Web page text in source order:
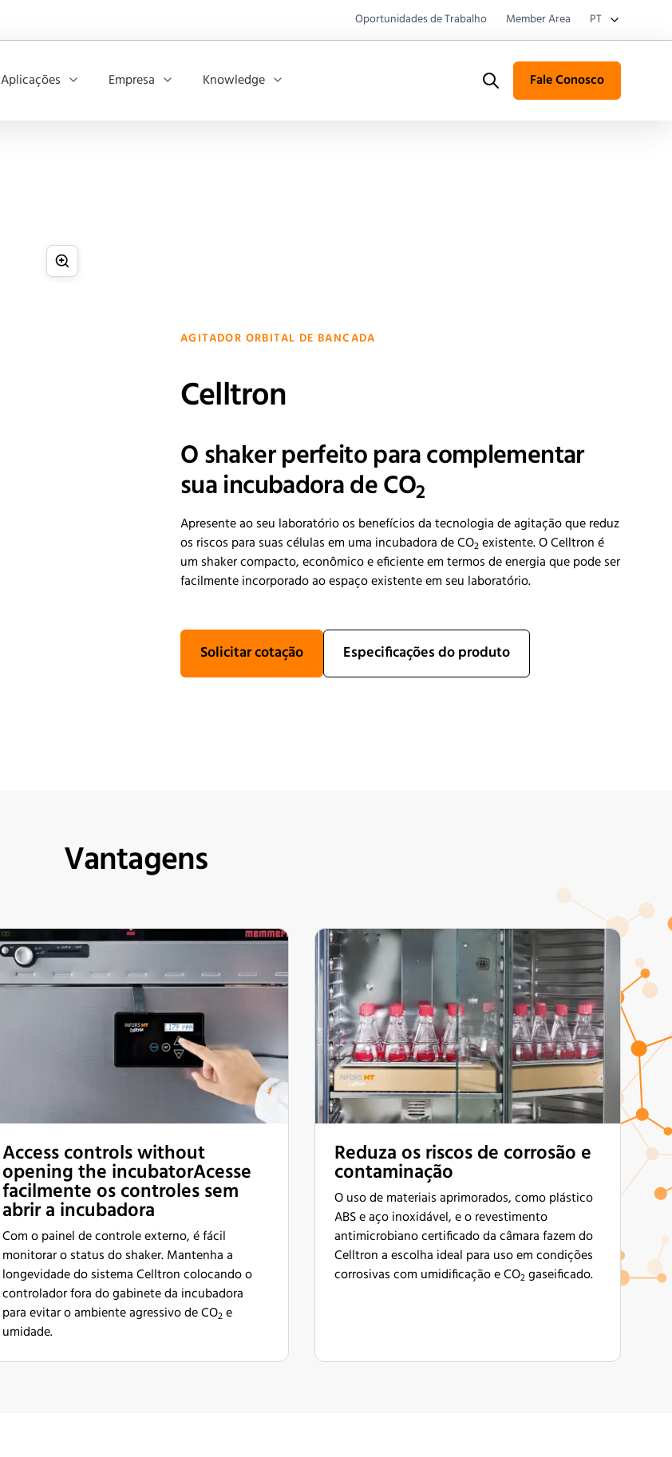
Oportunidades de Trabalho Member Area PT
Aplicações Empresa Knowledge Search Fale Conosco
AGITADOR ORBITAL DE BANCADA
Celltron
O shaker perfeito para complementar
sua incubadora de CO2
Apresente ao seu laboratório os benefícios da tecnologia de agitação que reduz
os riscos para suas células em uma incubadora de CO2 existente. O Celltron é
um shaker compacto, econômico e eficiente em termos de energia que pode ser
facilmente incorporado ao espaço existente em seu laboratório.
Solicitar cotação Especificações do produto
Vantagens
Access controls without
opening the incubatorAcesse
facilmente os controles sem
abrir a incubadora
Com o painel de controle externo, é fácil
monitorar o status do shaker. Mantenha a
longevidade do sistema Celltron colocando o
controlador fora do gabinete da incubadora
para evitar o ambiente agressivo de CO2 e
umidade.
Reduza os riscos de corrosão e
contaminação
O uso de materiais aprimorados, como plástico
ABS e aço inoxidável, e o revestimento
antimicrobiano certificado da câmara fazem do
Celltron a escolha ideal para uso em condições
corrosivas com umidificação e CO2 gaseificado.